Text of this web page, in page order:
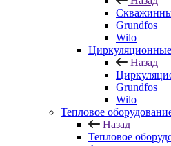
Grundfos
Wilo
Назад
Grundfos
Wilo
Тепловое
Назад
Тепловое